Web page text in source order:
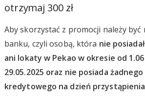
otrzymaj 300 zł
Aby skorzystać z promocji należy
banku, czyli osobą, która nie
ani lokaty w Pekao w okresie od
29.05.2025 oraz nie posiada
kredytowego na dzień